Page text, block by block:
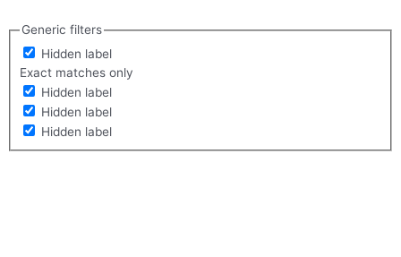
Generic filters
Hidden label
Exact matches only
Hidden label
Hidden label
Hidden label